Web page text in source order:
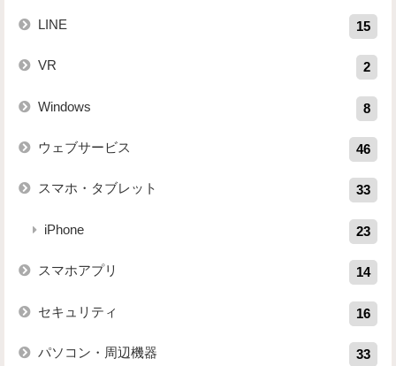
LINE 15
VR 2
Windows 8
ウェブサービス 46
スマホ・タブレット 33
iPhone 23
スマホアプリ 14
セキュリティ 16
パソコン・周辺機器 33